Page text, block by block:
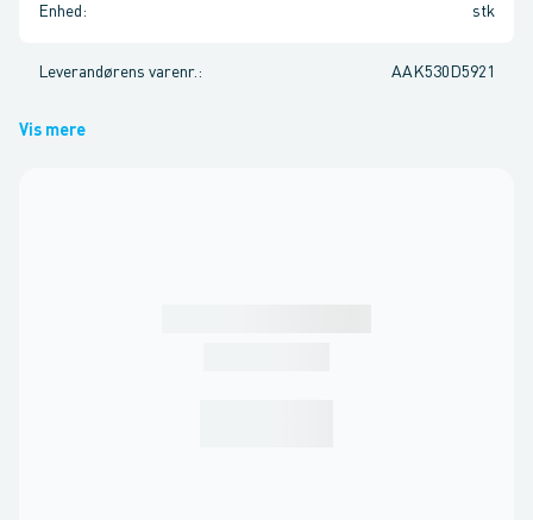
Enhed : stk
Leverandørens varenr. : AAK530D5921
Vis mere